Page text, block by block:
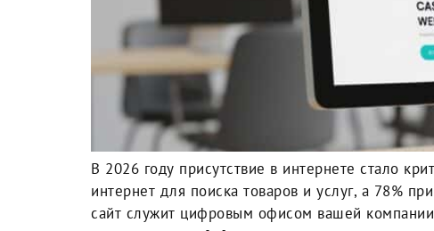
В 2026 году присутствие в интернете стало
интернет для поиска товаров и услуг, а 78%
сайт служит цифровым офисом вашей